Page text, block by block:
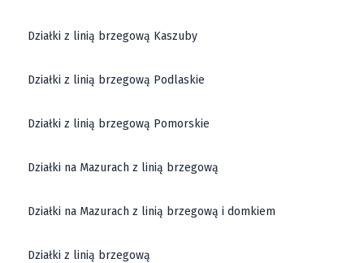
Działki z linią brzegową Kaszuby
Działki z linią brzegową Podlaskie
Działki z linią brzegową Pomorskie
Działki na Mazurach z linią brzegową
Działki na Mazurach z linią brzegową i domkiem
Działki z linią brzegową